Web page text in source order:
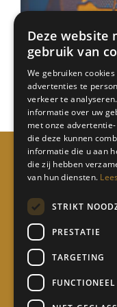
mi68
Watermunt 158
5931 TL Tegelen
06 50 65 17
info@mi68.nl
Contact
Deze website
gebruik van
We gebruiken
advertenties te
verkeer te
informatie over uw
met onze
die deze kunnen
informatie die u aan
die zij hebben
van hun diensten.
STRIKT
PRESTATIE
TARGETING
FUNCTIONEEL